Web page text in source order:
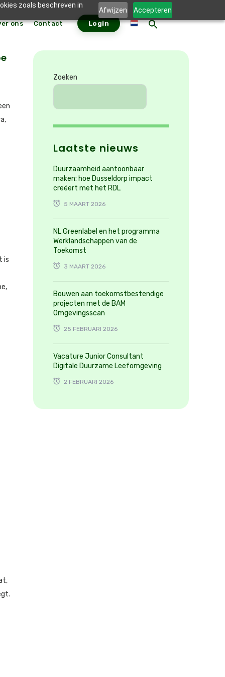
zoals beschreven in
Afwijzen Accepteren
ons Contact Login
is
Zoeken
Laatste nieuws
Duurzaamheid aantoonbaar
maken: hoe Dusseldorp impact
creëert met het RDL
5 MAART 2026
NL Greenlabel en het programma
Werklandschappen van de
Toekomst
3 MAART 2026
Bouwen aan toekomstbestendige
projecten met de BAM
Omgevingsscan
25 FEBRUARI 2026
Vacature Junior Consultant
Digitale Duurzame Leefomgeving
2 FEBRUARI 2026
Zoek
naar: